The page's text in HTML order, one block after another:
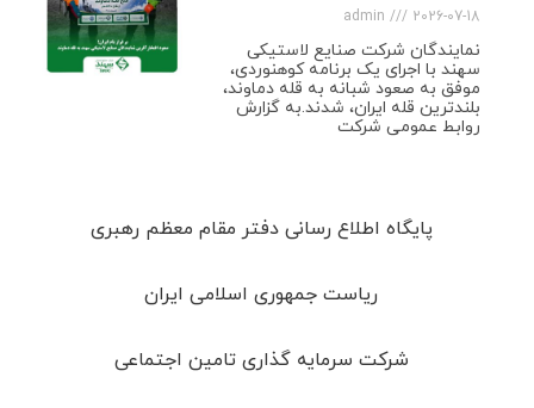
admin 2026-07-18
نمایندگان شرکت صنایع لاستیکی
سهند با اجرای یک برنامه کوهنوردی،
موفق به صعود شبانه به قله دماوند،
بلندترین قله ایران، شدند.به گزارش
روابط عمومی شرکت
پایگاه اطلاع رسانی دفتر مقام معظم رهبری
ریاست جمهوری اسلامی ایران
شرکت سرمایه گذاری تامین اجتماعی